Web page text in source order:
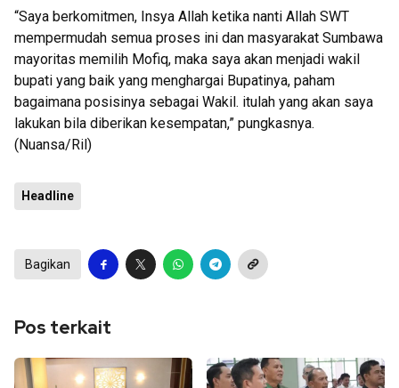
“Saya berkomitmen, Insya Allah ketika nanti Allah SWT
mempermudah semua proses ini dan masyarakat Sumbawa
mayoritas memilih Mofiq, maka saya akan menjadi wakil
bupati yang baik yang menghargai Bupatinya, paham
bagaimana posisinya sebagai Wakil. itulah yang akan saya
lakukan bila diberikan kesempatan,” pungkasnya.
(Nuansa/Ril)
Headline
Bagikan
Pos terkait